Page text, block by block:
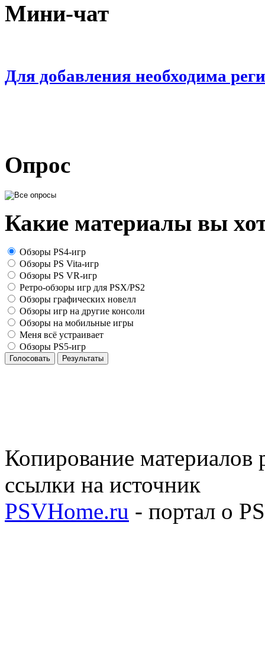
Мини-чат
Для добавления необходима
Опрос
Какие материалы вы
Обзоры PS4-игр
Обзоры PS Vita-игр
Обзоры PS VR-игр
Ретро-обзоры игр для PSX/PS2
Обзоры графических новелл
Обзоры игр на другие консоли
Обзоры на мобильные игры
Меня всё устраивает
Обзоры PS5-игр
Голосовать Результаты
Копирование материалов
ссылки на источник
PSVHome.ru - портал о